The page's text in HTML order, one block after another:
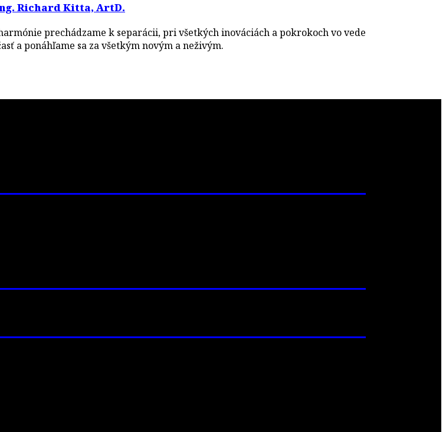
Richard Kitta, ArtD.
prechádzame k separácii, pri všetkých inováciách a pokrokoch vo vede
a ponáhľame sa za všetkým novým a neživým.